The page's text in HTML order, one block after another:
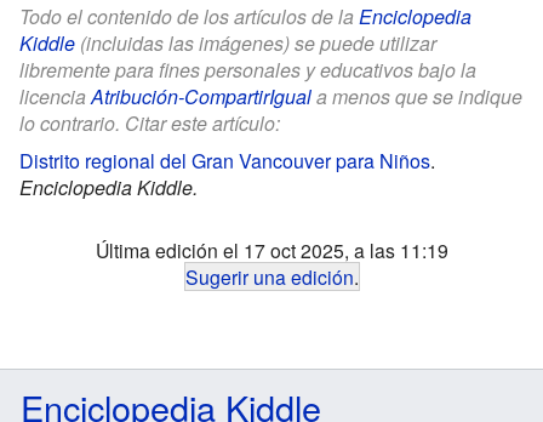
Todo el contenido de los artículos de la Enciclopedia
Kiddle (incluidas las imágenes) se puede utilizar
libremente para fines personales y educativos bajo la
licenciaAtribución-CompartirIguala menos que se indique
lo contrario. Citar este artículo:
Distrito regional del Gran Vancouver para Niños.
Enciclopedia Kiddle.
Última edición el 17 oct 2025, a las 11:19
Sugerir una edición.
Enciclopedia Kiddle